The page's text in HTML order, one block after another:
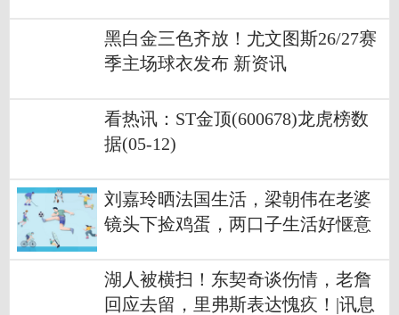
黑白金三色齐放！尤文图斯26/27赛
季主场球衣发布 新资讯
看热讯：ST金顶(600678)龙虎榜数
据(05-12)
刘嘉玲晒法国生活，梁朝伟在老婆
镜头下捡鸡蛋，两口子生活好惬意
湖人被横扫！东契奇谈伤情，老詹
回应去留，里弗斯表达愧疚！|讯息